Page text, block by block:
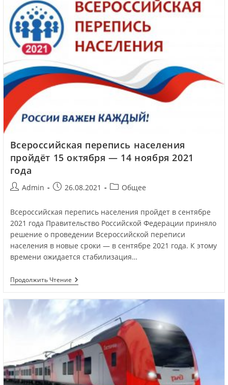
Всероссийская перепись населения
пройдёт 15 октября — 14 ноября 2021
года
Admin 26.08.2021 Общее
Всероссийская перепись населения пройдет в сентябре
2021 года Правительство Российской Федерации приняло
решение о проведении Всероссийской переписи
населения в новые сроки — в сентябре 2021 года. К этому
времени ожидается стабилизация…
Продолжить Чтение